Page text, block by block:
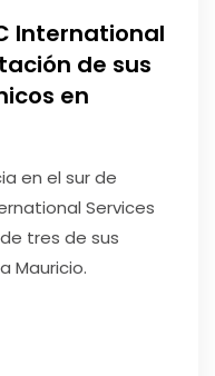
International
de sus
en
en el sur de
Services
tres de sus
Mauricio.